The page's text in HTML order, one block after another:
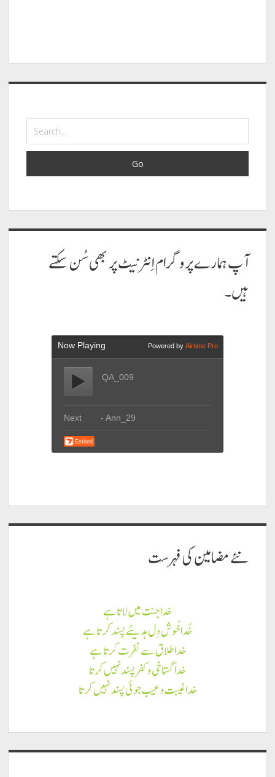
Sidebar
Search
آپ ہمارے پروگرام اِنٹرنیٹ پر بھی سُن سکتے
ہیں۔
نئے مضامين كى فہرست
خدا جنت میں لاتا ہے
خُدا خُوش دِل ہدیئے پسند کرتا ہے
خدا طلاق سے نفرت کرتا ہے
خدا گستاخی و کفر پسند نہیں کرتا
خدا غیبت و عیب جوئی پسند نہیں کرتا